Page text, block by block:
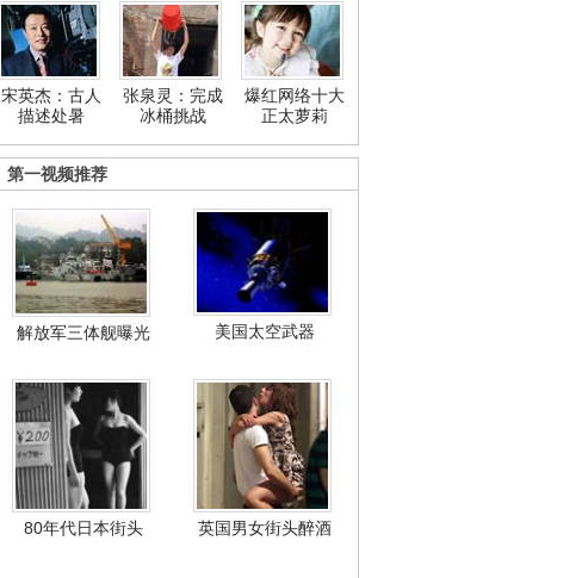
宋英杰：古人
描述处暑
张泉灵：完成
冰桶挑战
爆红网络十大
正太萝莉
第一视频推荐
解放军三体舰曝光 美国太空武器
80年代日本街头 英国男女街头醉酒